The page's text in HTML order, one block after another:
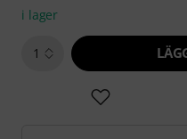
i lager
1